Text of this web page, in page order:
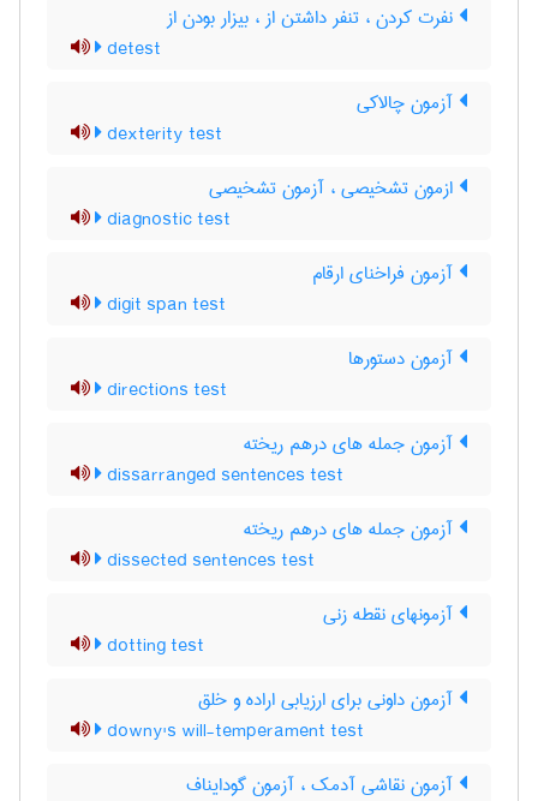
نفرت کردن ، تنفر داشتن از ، بیزار بودن از
detest
آزمون چالاکی
dexterity test
ازمون تشخیصی ، آزمون تشخیصی
diagnostic test
آزمون فراخنای ارقام
digit span test
آزمون دستورها
directions test
آزمون جمله های درهم ریخته
dissarranged sentences test
آزمون جمله های درهم ریخته
dissected sentences test
آزمونهای نقطه زنی
dotting test
آزمون داونی برای ارزیابی اراده و خلق
downy's will-temperament test
آزمون نقاشی آدمک ، آزمون گودایناف